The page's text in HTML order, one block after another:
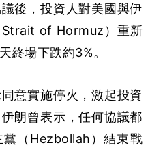
後，投資人對美國與伊
Strait of Hormuz）重新
終場下跌約3%。
意實施停火，激起投資
朗曾表示，任何協議都
（Hezbollah）結束戰